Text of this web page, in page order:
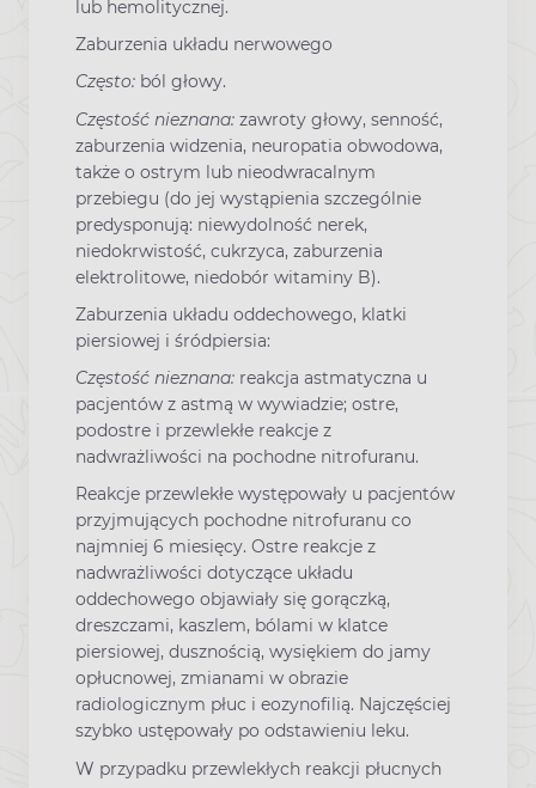
lub hemolitycznej.
Zaburzenia układu nerwowego
Często: ból głowy.
Częstość nieznana: zawroty głowy, senność,
zaburzenia widzenia, neuropatia obwodowa,
także o ostrym lub nieodwracalnym
przebiegu (do jej wystąpienia szczególnie
predysponują: niewydolność nerek,
niedokrwistość, cukrzyca, zaburzenia
elektrolitowe, niedobór witaminy B).
Zaburzenia układu oddechowego, klatki
piersiowej i śródpiersia:
Częstość nieznana: reakcja astmatyczna u
pacjentów z astmą w wywiadzie; ostre,
podostre i przewlekłe reakcje z
nadwrażliwości na pochodne nitrofuranu.
Reakcje przewlekłe występowały u pacjentów
przyjmujących pochodne nitrofuranu co
najmniej 6 miesięcy. Ostre reakcje z
nadwrażliwości dotyczące układu
oddechowego objawiały się gorączką,
dreszczami, kaszlem, bólami w klatce
piersiowej, dusznością, wysiękiem do jamy
opłucnowej, zmianami w obrazie
radiologicznym płuc i eozynofilią. Najczęściej
szybko ustępowały po odstawieniu leku.
W przypadku przewlekłych reakcji płucnych